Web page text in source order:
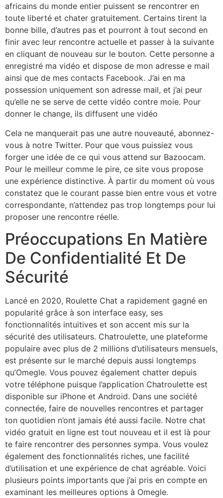
africains du monde entier puissent se rencontrer en
toute liberté et chater gratuitement. Certains tirent la
bonne bille, d’autres pas et pourront à tout second en
finir avec leur rencontre actuelle et passer à la suivante
en cliquant de nouveau sur le bouton. Cette personne a
enregistré ma vidéo et dispose de mon adresse e mail
ainsi que de mes contacts Facebook. J’ai en ma
possession uniquement son adresse mail, et j’ai peur
qu’elle ne se serve de cette vidéo contre moie. Pour
donner le change, ils diffusent une vidéo
Cela ne manquerait pas une autre nouveauté, abonnez-
vous à notre Twitter. Pour que vous puissiez vous
forger une idée de ce qui vous attend sur Bazoocam.
Pour le meilleur comme le pire, ce site vous propose
une expérience distinctive. À partir du moment où vous
constatez que le courant passe bien entre vous et votre
correspondante, n’attendez pas trop longtemps pour lui
proposer une rencontre réelle.
Préoccupations En Matière
De Confidentialité Et De
Sécurité
Lancé en 2020, Roulette Chat a rapidement gagné en
popularité grâce à son interface easy, ses
fonctionnalités intuitives et son accent mis sur la
sécurité des utilisateurs. Chatroulette, une plateforme
populaire avec plus de 2 millions d’utilisateurs mensuels,
est présente sur le marché depuis aussi longtemps
qu’Omegle. Vous pouvez également chatter depuis
votre téléphone puisque l’application Chatroulette est
disponible sur iPhone et Android. Dans une société
connectée, faire de nouvelles rencontres et partager
ton quotidien n’ont jamais été aussi facile. Notre chat
vidéo gratuit en ligne est tout nouveau et il est là pour
te faire rencontrer des personnes sympa. Vous voulez
également des fonctionnalités riches, une facilité
d’utilisation et une expérience de chat agréable. Voici
plusieurs points importants que j’ai pris en compte en
examinant les meilleures options à Omegle.